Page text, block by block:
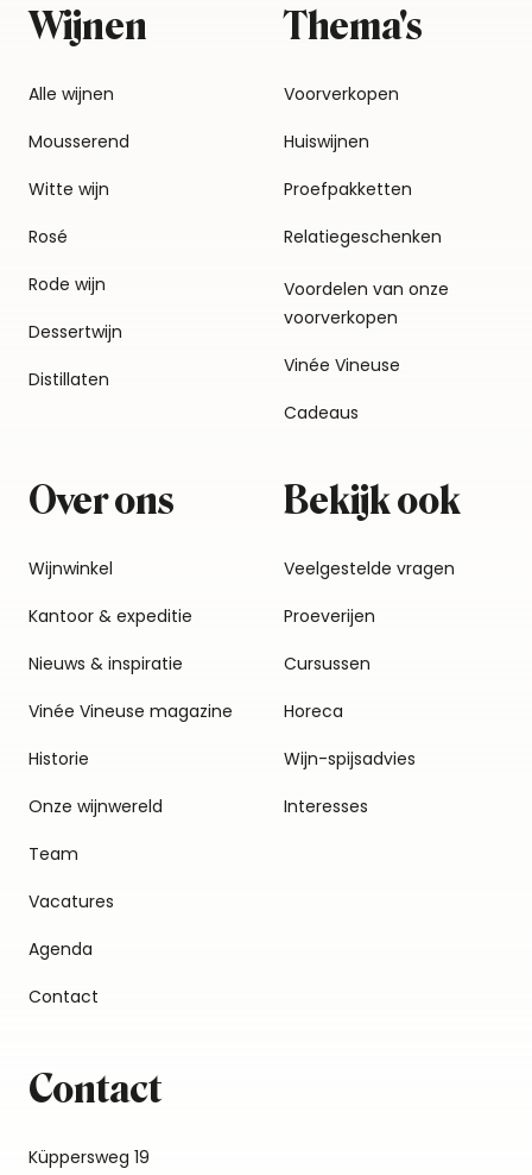
Wijnen
Alle wijnen
Mousserend
Witte wijn
Rosé
Rode wijn
Dessertwijn
Distillaten
Thema's
Voorverkopen
Huiswijnen
Proefpakketten
Relatiegeschenken
Voordelen van onze
voorverkopen
Vinée Vineuse
Cadeaus
Over ons
Wijnwinkel
Kantoor & expeditie
Nieuws & inspiratie
Vinée Vineuse magazine
Historie
Onze wijnwereld
Team
Vacatures
Agenda
Contact
Bekijk ook
Veelgestelde vragen
Proeverijen
Cursussen
Horeca
Wijn-spijsadvies
Interesses
Contact
Küppersweg 19